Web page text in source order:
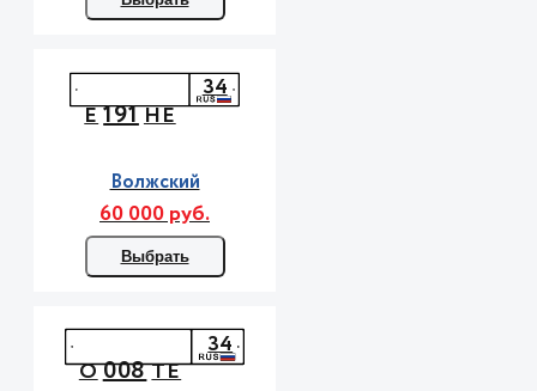
Е191НЕ
34
Волжский
60 000 руб.
Выбрать
О008ТЕ
34